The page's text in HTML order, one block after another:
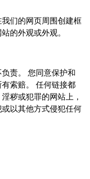
们的网页周围创建框
的外观或外观。
责。 您同意保护和
索赔。 任何链接都
秽或犯罪的网站上，
以其他方式侵犯任何